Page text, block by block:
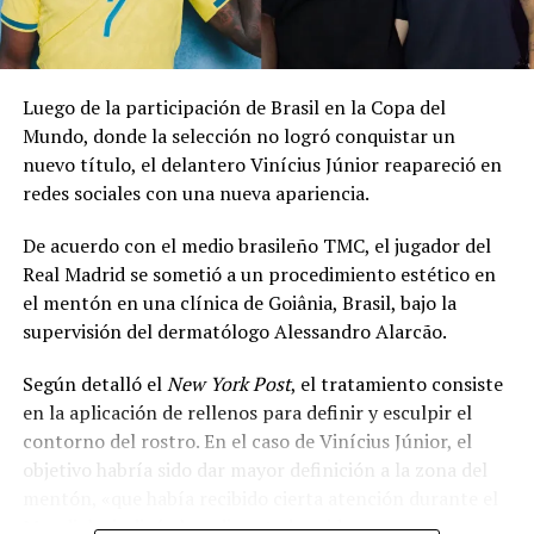
the ‘viking row’ to
Gianluigi
Donnarumma’s
wedding
pic.twitter.com/HP6MLIDybX
— Sky Sports Premier
League
(@SkySportsPL)July
25, 2026
La celebración también contó con actuaciones
musicales en vivo. Según medios especializados,
Luego de la participación de Brasil en la Copa del
Mundo, donde la selección no logró conquistar un
nuevo título, el delantero Vinícius Júnior reapareció en
redes sociales con una nueva apariencia.
De acuerdo con el medio brasileño TMC, el jugador del
Real Madrid se sometió a un procedimiento estético en
el mentón en una clínica de Goiânia, Brasil, bajo la
supervisión del dermatólogo Alessandro Alarcão.
Según detalló elNew York Post, el tratamiento consiste
en la aplicación de rellenos para definir y esculpir el
contorno del rostro. En el caso de Vinícius Júnior, el
objetivo habría sido dar mayor definición a la zona del
Mundial», indicó el medio estadounidense.